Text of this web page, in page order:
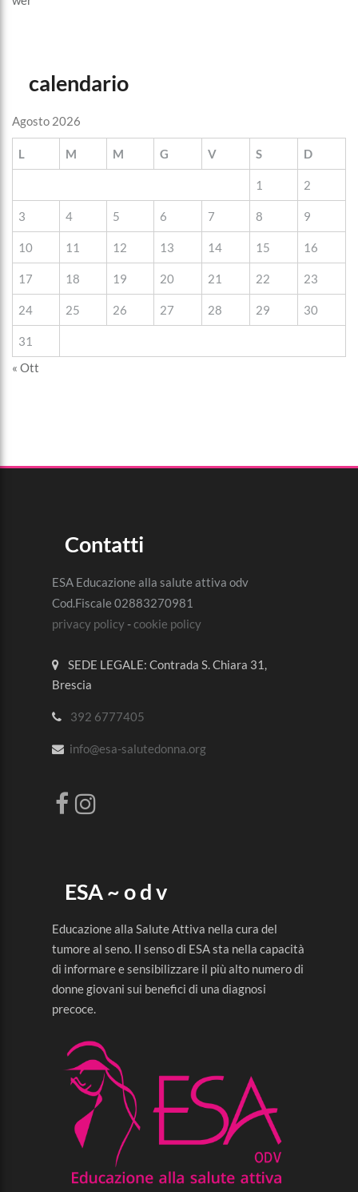
calendario
Agosto 2026
L M M G V S D
1 2
3 4 5 6 7 8 9
10 11 12 13 14 15 16
17 18 19 20 21 22 23
24 25 26 27 28 29 30
31
« Ott
Contatti
ESA Educazione alla salute attiva odv
Cod.Fiscale 02883270981
privacy policy-cookie policy
SEDE LEGALE: Contrada S. Chiara 31,
Brescia
392 6777405
info@esa-salutedonna.org
ESA ~ o d v
Educazione alla Salute Attiva nella cura del
tumore al seno. Il senso di ESA sta nella capacità
di informare e sensibilizzare il più alto numero di
donne giovani sui benefici di una diagnosi
precoce.